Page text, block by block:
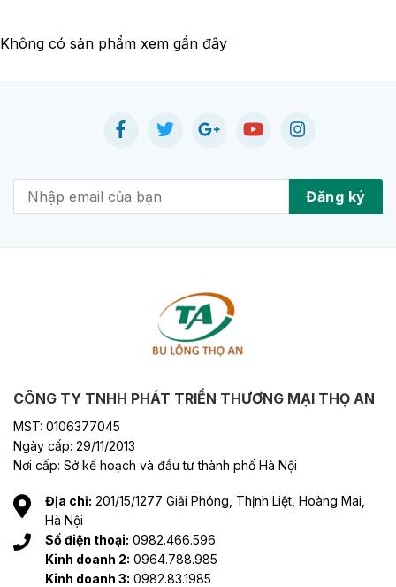
Không có sản phẩm xem gần đây
CÔNG TY TNHH PHÁT TRIỂN THƯƠNG MẠI THỌ AN
MST: 0106377045
Ngày cấp: 29/11/2013
Nơi cấp: Sở kế hoạch và đầu tư thành phố Hà Nội
Địa chỉ: 201/15/1277 Giải Phóng, Thịnh Liệt, Hoàng Mai,
Hà Nội
Số điện thoại: 0982.466.596
Kinh doanh 2: 0964.788.985
Kinh doanh 3: 0982.83.1985